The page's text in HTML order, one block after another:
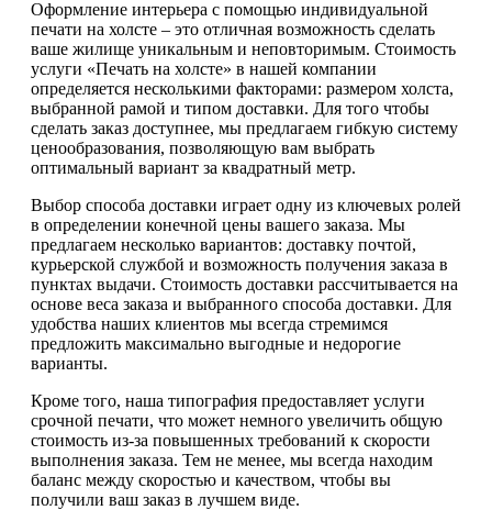
Оформление интерьера с помощью индивидуальной
печати на холсте – это отличная возможность сделать
ваше жилище уникальным и неповторимым. Стоимость
услуги «Печать на холсте» в нашей компании
определяется несколькими факторами: размером холста,
выбранной рамой и типом доставки. Для того чтобы
сделать заказ доступнее, мы предлагаем гибкую систему
ценообразования, позволяющую вам выбрать
оптимальный вариант за квадратный метр.
Выбор способа доставки играет одну из ключевых ролей
в определении конечной цены вашего заказа. Мы
предлагаем несколько вариантов: доставку почтой,
курьерской службой и возможность получения заказа в
пунктах выдачи. Стоимость доставки рассчитывается на
основе веса заказа и выбранного способа доставки. Для
удобства наших клиентов мы всегда стремимся
предложить максимально выгодные и недорогие
варианты.
Кроме того, наша типография предоставляет услуги
срочной печати, что может немного увеличить общую
стоимость из-за повышенных требований к скорости
выполнения заказа. Тем не менее, мы всегда находим
баланс между скоростью и качеством, чтобы вы
получили ваш заказ в лучшем виде.